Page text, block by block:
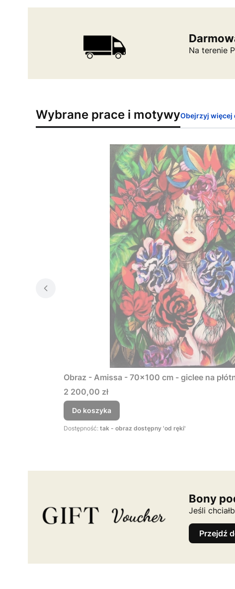
Na terenie
Wybrane prace i motywyObejrzyj więcej
Obraz - Amissa - 70x100 cm - giclee na
Cena
2 200,00 zł
Do koszyka
Dostępność: tak - obraz dostępny 'od ręki'
Bony
Jeśli
Przejdź